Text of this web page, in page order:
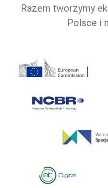
Razem tworzymy
Polsce i